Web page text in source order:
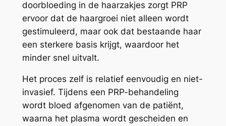
doorbloeding in de haarzakjes zorgt PRP
ervoor dat de haargroei niet alleen wordt
gestimuleerd, maar ook dat bestaande haar
een sterkere basis krijgt, waardoor het
minder snel uitvalt.
Het proces zelf is relatief eenvoudig en niet-
invasief. Tijdens een PRP-behandeling
wordt bloed afgenomen van de patiënt,
waarna het plasma wordt gescheiden en